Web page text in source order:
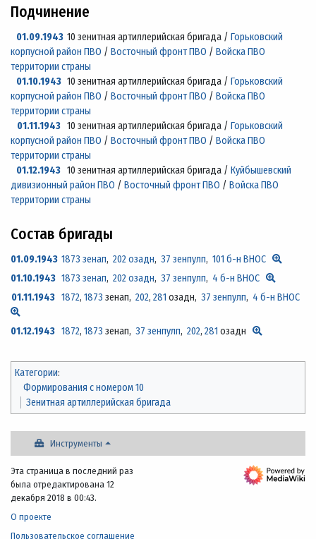
Подчинение
01.09.194310 зенитная артиллерийская бригада /Горьковский
корпусной район ПВО / Восточный фронт ПВО / Войска ПВО
территории страны
01.10.194310 зенитная артиллерийская бригада /Горьковский
корпусной район ПВО / Восточный фронт ПВО / Войска ПВО
территории страны
01.11.1943 10 зенитная артиллерийская бригада /Горьковский
корпусной район ПВО / Восточный фронт ПВО / Войска ПВО
территории страны
01.12.1943 10 зенитная артиллерийская бригада /Куйбышевский
дивизионный район ПВО / Восточный фронт ПВО / Войска ПВО
территории страны
Состав бригады
01.09.1943 1873 зенап,202 озадн,37 зенпулп,101 б-н ВНОС
01.10.1943 1873 зенап,202 озадн,37 зенпулп, 4 б-н ВНОС
01.11.1943 1872,1873 зенап,202,281 озадн,37 зенпулп, 4 б-н ВНОС
01.12.1943 1872,1873 зенап,37 зенпулп,202,281 озадн
Категории:
Формирования с номером 10
Зенитная артиллерийская бригада
Инструменты
Эта страница в последний раз
была отредактирована 12
декабря 2018 в 00:43.
О проекте
Пользовательское соглашение